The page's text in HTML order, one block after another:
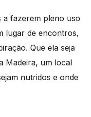
fazerem pleno uso
lugar de encontros,
Que ela seja
Madeira, um local
nutridos e onde